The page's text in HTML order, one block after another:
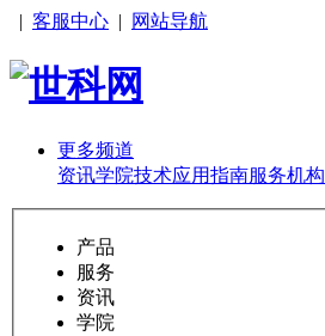
| 客服中心 | 网站导航
更多频道
资讯学院技术应用指南服务机构
产品
服务
资讯
学院